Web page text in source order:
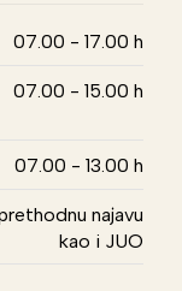
07.00 - 17.00 h
07.00 - 15.00 h
07.00 - 13.00 h
najavu
kao i JUO